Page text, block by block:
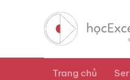
Trang chủ